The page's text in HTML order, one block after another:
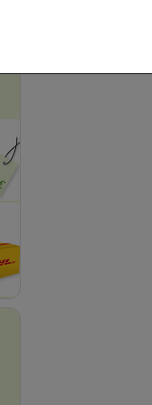
Website
verzichtet werden